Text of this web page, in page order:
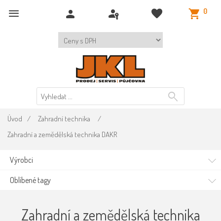
0
Úvod / Zahradní technika
/
Zahradní a zemědělská technika DAKR
Výrobci
Oblíbené tagy
Zahradní a zemědělská technika